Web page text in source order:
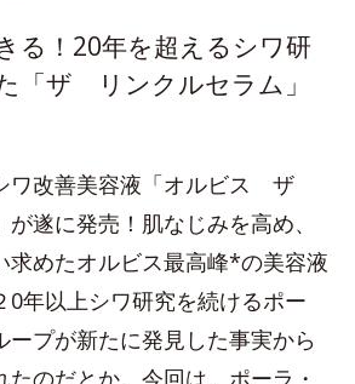
る！20年を超えるシワ研
「ザ リンクルセラム」
ワ改善美容液「オルビス ザ
遂に発売！肌なじみを高め、
求めたオルビス最高峰*の美容液
0年以上シワ研究を続けるポー
ープが新たに発見した事実から
のだとか。今回は、ポーラ・